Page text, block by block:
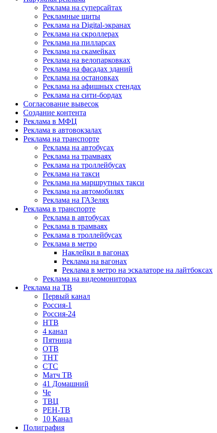
Реклама на суперсайтах
Рекламные щиты
Реклама на Digital-экранах
Реклама на скроллерах
Реклама на пилларсах
Реклама на скамейках
Реклама на велопарковках
Реклама на фасадах зданий
Реклама на остановках
Реклама на афишных стендах
Реклама на сити-бордах
Согласование вывесок
Создание контента
Реклама в МФЦ
Реклама в автовокзалах
Реклама на транспорте
Реклама на автобусах
Реклама на трамваях
Реклама на троллейбусах
Реклама на такси
Реклама на маршрутных такси
Реклама на автомобилях
Реклама на ГАЗелях
Реклама в транспорте
Реклама в автобусах
Реклама в трамваях
Реклама в троллейбусах
Реклама в метро
Наклейки в вагонах
Реклама на вагонах
Реклама в метро на эскалаторе на лайтбоксах
Реклама на видеомониторах
Реклама на ТВ
Первый канал
Россия-1
Россия-24
НТВ
4 канал
Пятница
ОТВ
ТНТ
СТС
Матч ТВ
41 Домашний
Че
ТВЦ
РЕН-ТВ
10 Канал
Полиграфия